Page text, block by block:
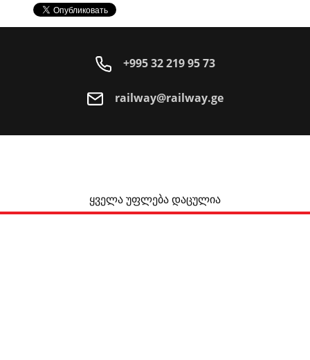
+995 32 219 95 73
railway@railway.ge
ყველა უფლება დაცულია